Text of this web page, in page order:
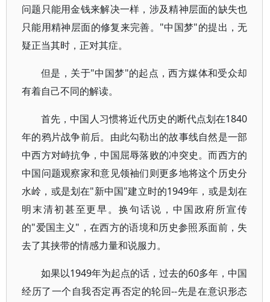
问题只能用金钱来解决一样，涉及精神层面的缺失也
只能用精神层面的修复来完善。"中国梦"的提出，无
疑正当其时，正对其症。
但是，关于"中国梦"的起点，西方媒体和受众却
有着自己不同的解读。
首先，中国人习惯将近代历史的断代点划在1840
年的鸦片战争前后。由此勾勒出的故事线自然是一部
中西方对峙抗争，中国屈辱落败的冲突史。而西方的
中国问题观察家和意见领袖们则更多地将这个历史分
水岭，或是划在"新中国"建立时的1949年，或是划在
明末清初甚至更早。换句话说，中国政府所宣传
的"爱国主义"，在西方的语境和历史参照系面前，失
去了其挟带的情感力量和说服力。
如果以1949年为起点的话，过去的60多年，中国
经历了一个自我否定再否定的轮回--先是在意识形态